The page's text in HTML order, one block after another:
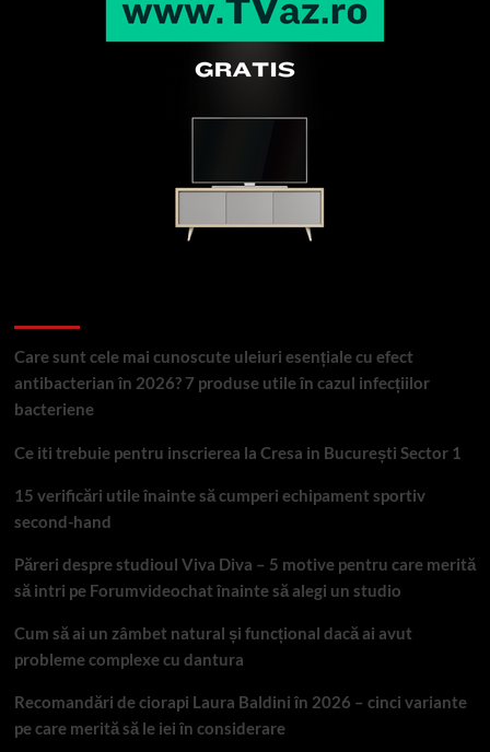
Care sunt cele mai cunoscute uleiuri esențiale cu efect
antibacterian în 2026? 7 produse utile în cazul infecțiilor
bacteriene
Ce iti trebuie pentru inscrierea la Cresa in București Sector 1
15 verificări utile înainte să cumperi echipament sportiv
second-hand
Păreri despre studioul Viva Diva – 5 motive pentru care merită
să intri pe Forumvideochat înainte să alegi un studio
Cum să ai un zâmbet natural și funcțional dacă ai avut
probleme complexe cu dantura
Recomandări de ciorapi Laura Baldini în 2026 – cinci variante
pe care merită să le iei în considerare